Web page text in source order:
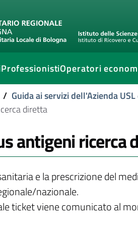
ProfessionistiOperatori
/ Guida ai servizi dell'Azienda
diretta
antigeni ricerca
e la prescrizione del
nazionale.
ticket viene comunicato al